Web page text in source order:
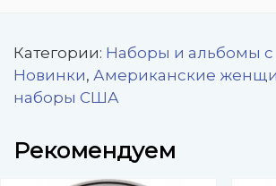
Категории: Наборы и альбомы
Новинки, Американские
наборы США
Рекомендуем